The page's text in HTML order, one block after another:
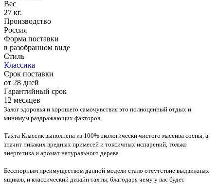
Вес
27 кг.
Производство
Россия
Форма поставки
в разобранном виде
Стиль
Классика
Срок поставки
от 28 дней
Гарантийный срок
12 месяцев
Залог здоровья и хорошего самочувствия это полноценный отдых и
минимум раздражающих факторов.
Тахта Классик выполнена из 100% экологически чистого массива сосны, а
значит никаких вредных примесей и токсичных испарений, только
энергетика и аромат натурального дерева.
Бесспорным преимуществом данной модели стало отсутствие выдвижных
ящиков, и классический дизайн тахты, благодаря чему у вас будет